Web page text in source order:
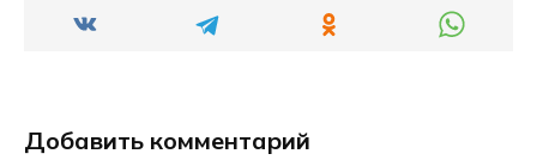
Добавить комментарий